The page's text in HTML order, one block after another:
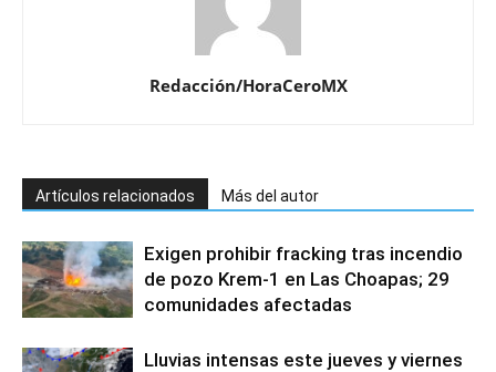
Redacción/HoraCeroMX
Artículos relacionados Más del autor
Exigen prohibir fracking tras incendio
de pozo Krem-1 en Las Choapas; 29
comunidades afectadas
Lluvias intensas este jueves y viernes